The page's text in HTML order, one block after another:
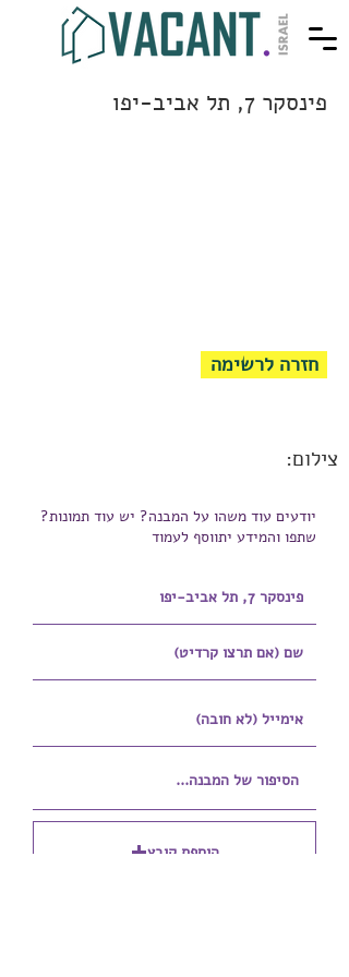
פינסקר 7, תל אביב-יפו
חזרה לרשימה
צילום:
יודעים עוד משהו על המבנה? יש עוד תמונות?
שתפו והמידע יתווסף לעמוד
הוספת קובץ